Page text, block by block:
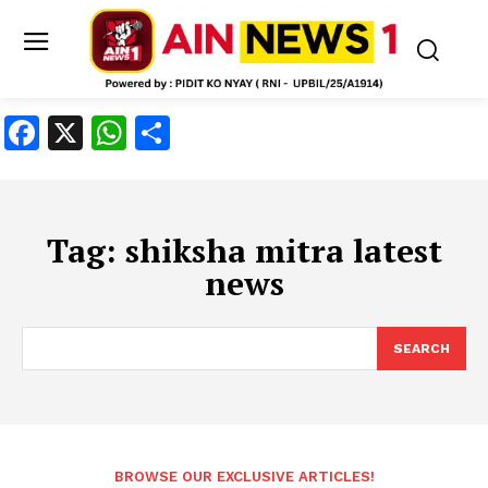
Facebook
X WhatsApp
Tag: shiksha mitra latest
news
SEARCH
BROWSE OUR EXCLUSIVE ARTICLES!